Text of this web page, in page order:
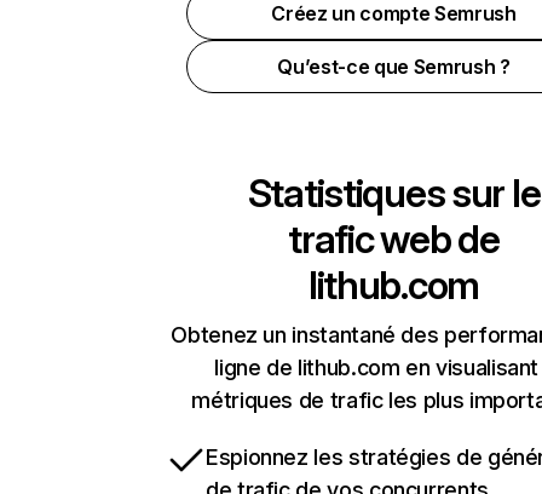
Créez un compte Semrush
Qu’est-ce que Semrush ?
Statistiques sur le
trafic web de
lithub.com
Obtenez un instantané des
ligne de lithub.com en
métriques de trafic les plus
Espionnez les stratégies de